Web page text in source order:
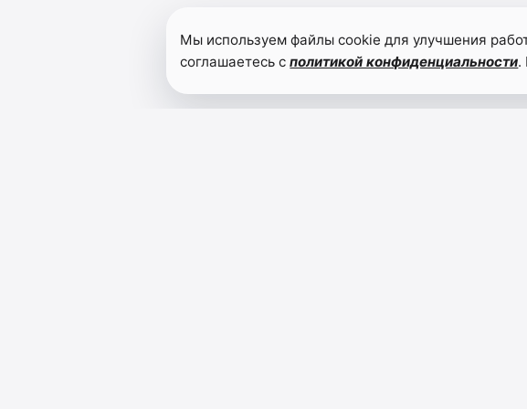
Мы используем файлы cookie для улучшения
соглашаетесь сполитикой конфиденциальности.